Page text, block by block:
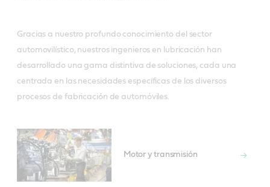
Gracias a nuestro profundo conocimiento del sector
automovilístico, nuestros ingenieros en lubricación han
desarrollado una gama distintiva de soluciones, cada una
centrada en las necesidades específicas de los diversos
procesos de fabricación de automóviles.
Motor y transmisión